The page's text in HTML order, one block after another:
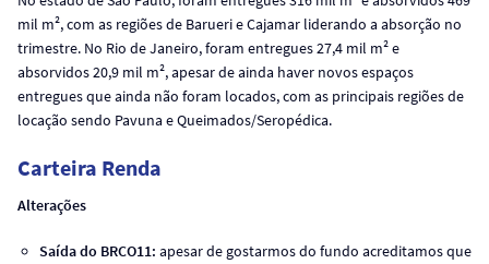
mil m², com as regiões de Barueri e Cajamar liderando a absorção no
trimestre. No Rio de Janeiro, foram entregues 27,4 mil m² e
absorvidos 20,9 mil m², apesar de ainda haver novos espaços
entregues que ainda não foram locados, com as principais regiões de
locação sendo Pavuna e Queimados/Seropédica.
Carteira Renda
Alterações
Saída do BRCO11: apesar de gostarmos do fundo acreditamos que